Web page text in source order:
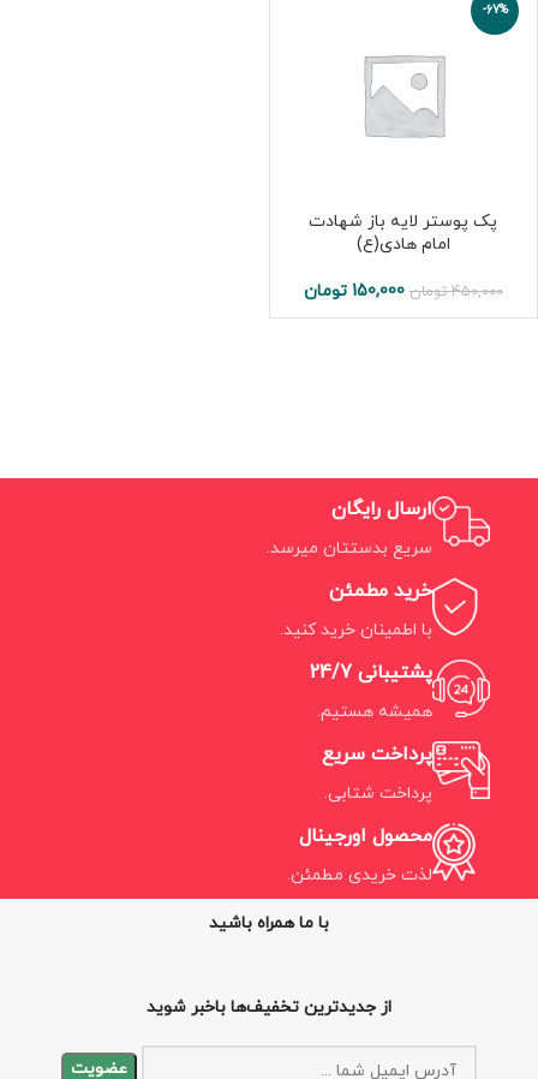
-67%
پک پوستر لایه باز شهادت
امام هادی(ع)
450,000 تومان 150,000 تومان
ارسال رایگان
سریع بدستتان میرسد.
خرید مطمئن
با اطمینان خرید کنید.
پشتیبانی 24/7
همیشه هستیم.
پرداخت سریع
پرداخت شتابی.
محصول اورجینال
لذت خریدی مطمئن.
با ما همراه باشید
از جدیدترین تخفیف‌ها باخبر شوید